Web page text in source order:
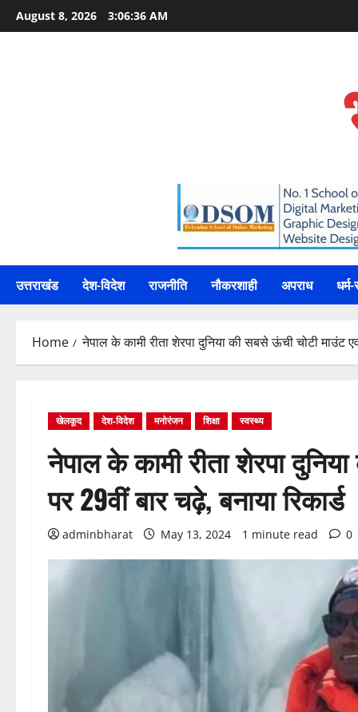
Skip
to
August 8, 2026 3:06:37 AM
उत्तराखंड देश-विदेश राजनीति नौकरशाही अपराध
Home नेपाल के कामी रीता शेरपा दुनिया की सबसे ऊंची चोटी माउंट
खेलकूद देश-विदेश मनोरंजन शिक्षा स्वस्थ्य
नेपाल के कामी रीता शेरपा
पर 29वीं बार चढ़े, बनाया रिकार्ड
adminbharat May 13, 2024 1 minute read 0